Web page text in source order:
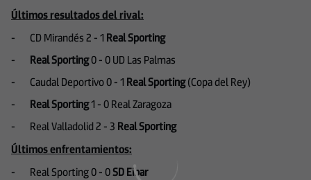
Últimos resultados del rival:
-
CD Mirandés 2 - 1 Real Sporting
- Real Sporting0 - 0 UD Las Palmas
-
Caudal Deportivo 0- 1 Real Sporting(Copa del Rey)
- Real Sporting1 - 0 Real Zaragoza
-
Real Valladolid 2 - 3 Real Sporting
Últimos enfrentamientos:
- Real Sporting 0 - 0SDEibar